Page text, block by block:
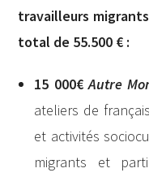
travailleurs
total de 55.500 € :
15 000€Autre
ateliers de
et activités
migrants et